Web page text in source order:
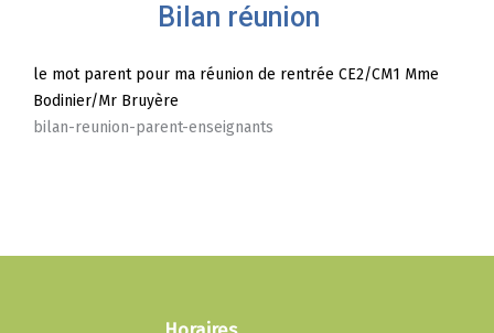
Bilan réunion
le mot parent pour ma réunion de rentrée CE2/CM1 Mme
Bodinier/Mr Bruyère
bilan-reunion-parent-enseignants